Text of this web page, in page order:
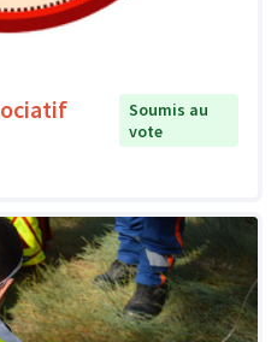
Soumis au
vote